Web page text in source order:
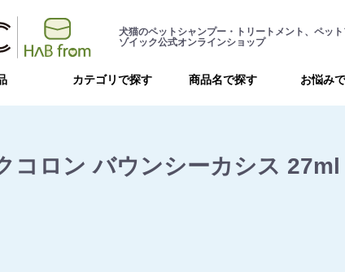
犬猫のペットシャンプー・トリートメント、ペッ
ゾイック公式オンラインショップ
カテゴリで探す 商品名で探す お悩み
コロン バウンシーカシス 27ml